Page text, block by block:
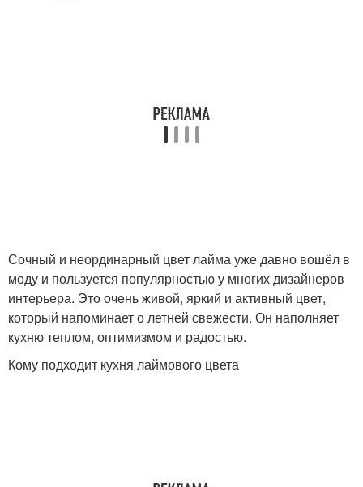
Сочный и неординарный цвет лайма уже давно вошёл в
моду и пользуется популярностью у многих дизайнеров
интерьера. Это очень живой, яркий и активный цвет,
который напоминает о летней свежести. Он наполняет
кухню теплом, оптимизмом и радостью.
Кому подходит кухня лаймового цвета